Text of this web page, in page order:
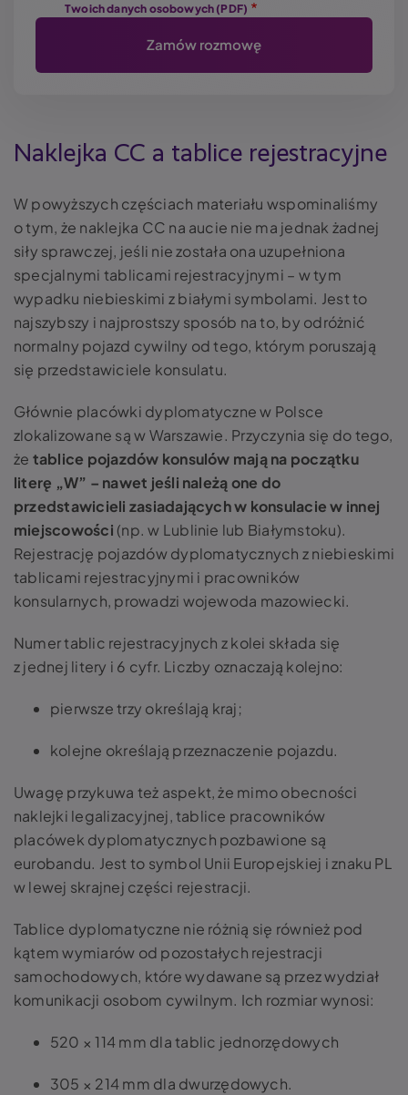
Twoich danych osobowych (PDF)
Naklejka CC a tablice rejestracyjne
W powyższych częściach materiału wspominaliśmy
o tym, że naklejka CC na aucie nie ma jednak żadnej
siły sprawczej, jeśli nie została ona uzupełniona
specjalnymi tablicami rejestracyjnymi – w tym
wypadku niebieskimi z białymi symbolami. Jest to
najszybszy i najprostszy sposób na to, by odróżnić
normalny pojazd cywilny od tego, którym poruszają
się przedstawiciele konsulatu.
Głównie placówki dyplomatyczne w Polsce
zlokalizowane są w Warszawie. Przyczynia się do tego,
że tablice pojazdów konsulów mają na początku
literę „W” – nawet jeśli należą one do
przedstawicieli zasiadających w konsulacie w innej
miejscowości (np. w Lublinie lub Białymstoku).
Rejestrację pojazdów dyplomatycznych z niebieskimi
tablicami rejestracyjnymi i pracowników
konsularnych, prowadzi wojewoda mazowiecki.
Numer tablic rejestracyjnych z kolei składa się
z jednej litery i 6 cyfr. Liczby oznaczają kolejno:
pierwsze trzy określają kraj;
kolejne określają przeznaczenie pojazdu.
Uwagę przykuwa też aspekt, że mimo obecności
naklejki legalizacyjnej, tablice pracowników
placówek dyplomatycznych pozbawione są
eurobandu. Jest to symbol Unii Europejskiej i znaku PL
w lewej skrajnej części rejestracji.
Tablice dyplomatyczne nie różnią się również pod
kątem wymiarów od pozostałych rejestracji
samochodowych, które wydawane są przez wydział
komunikacji osobom cywilnym. Ich rozmiar wynosi:
520 × 114 mm dla tablic jednorzędowych
305 × 214 mm dla dwurzędowych.